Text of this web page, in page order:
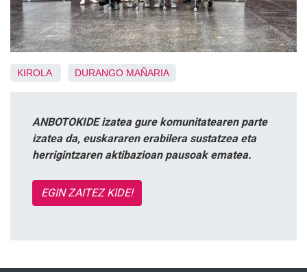
KIROLA DURANGO MAÑARIA
ANBOTOKIDE izatea gure komunitatearen parte
izatea da, euskararen erabilera sustatzea eta
herrigintzaren aktibazioan pausoak ematea.
EGIN ZAITEZ KIDE!